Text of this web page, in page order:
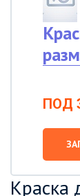
ПОД
Краска